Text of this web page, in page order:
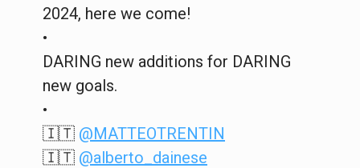
2024, here we come!
•
DARING new additions for DARING
new goals.
•
🇮🇹 @MATTEOTRENTIN
🇮🇹 @alberto_dainese